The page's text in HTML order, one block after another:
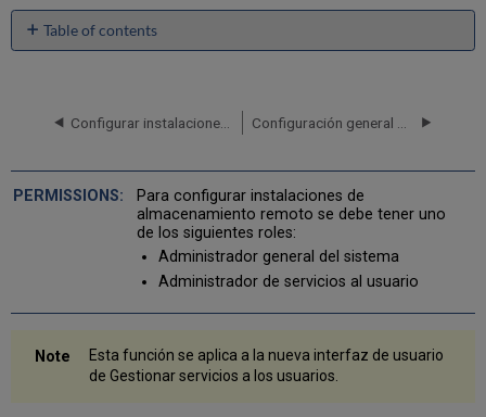
Table of contents
No
Para configurar instalaciones de
almacenamiento remoto se debe tener uno
de los siguientes roles:
Administrador general del sistema
Administrador de servicios al usuario
Esta función se aplica a la nueva interfaz de usuario
de Gestionar servicios a los usuarios.